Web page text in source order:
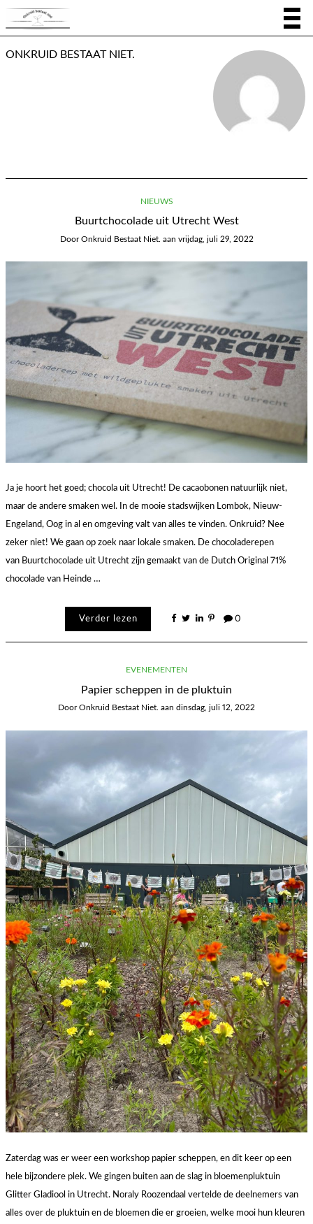
ONKRUID BESTAAT NIET.
NIEUWS
Buurtchocolade uit Utrecht West
DoorOnkruid Bestaat Niet. aan vrijdag, juli 29, 2022
Ja je hoort het goed; chocola uit Utrecht! De cacaobonen natuurlijk niet,
maar de andere smaken wel. In de mooie stadswijken Lombok, Nieuw-
Engeland, Oog in al en omgeving valt van alles te vinden. Onkruid? Nee
zeker niet! We gaan op zoek naar lokale smaken. De chocoladerepen
van Buurtchocolade uit Utrecht zijn gemaakt van de Dutch Original 71%
chocolade van Heinde …
Verder lezen 0
EVENEMENTEN
Papier scheppen in de pluktuin
DoorOnkruid Bestaat Niet. aan dinsdag, juli 12, 2022
Zaterdag was er weer een workshop papier scheppen, en dit keer op een
hele bijzondere plek. We gingen buiten aan de slag in bloemenpluktuin
Glitter Gladiool in Utrecht. Noraly Roozendaal vertelde de deelnemers van
alles over de pluktuin en de bloemen die er groeien, welke mooi hun kleuren